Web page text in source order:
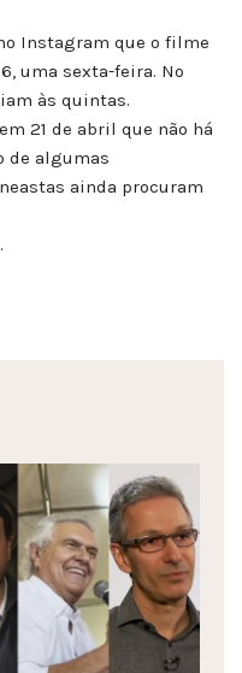
Instagram que o filme
uma sexta-feira. No
às quintas.
21 de abril que não há
de algumas
ainda procuram